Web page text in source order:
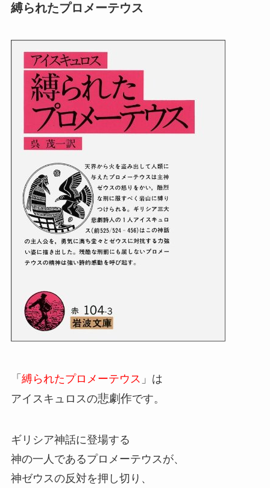
縛られたプロメーテウス
「 縛られたプロメーテウス 」は
アイスキュロスの悲劇作です。
ギリシア神話に登場する
神の一人であるプロメーテウスが、
神ゼウスの反対を押し切り、